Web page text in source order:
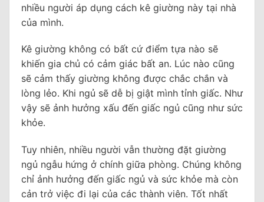
nhiều người áp dụng cách kê giường này tại nhà
của mình.
Kê giường không có bất cứ điểm tựa nào sẽ
khiến gia chủ có cảm giác bất an. Lúc nào cũng
sẽ cảm thấy giường không được chắc chắn và
lòng lẻo. Khi ngủ sẽ dễ bị giật mình tỉnh giấc. Như
vậy sẽ ảnh hưởng xấu đến giấc ngủ cũng như sức
khỏe.
Tuy nhiên, nhiều người vẫn thường đặt giường
ngủ ngẫu hứng ở chính giữa phòng. Chúng không
chỉ ảnh hưởng đến giấc ngủ và sức khỏe mà còn
cản trở việc đi lại của các thành viên. Tốt nhất